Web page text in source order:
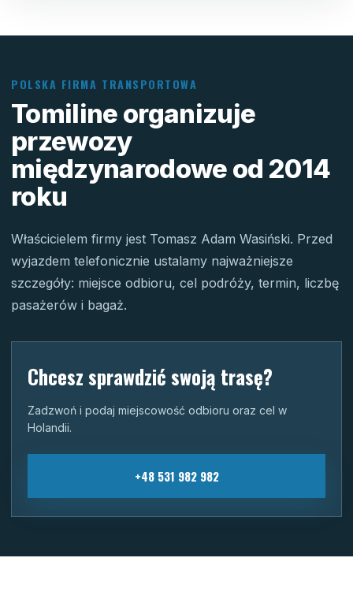
POLSKA FIRMA TRANSPORTOWA
Tomiline organizuje
przewozy
międzynarodowe od 2014
roku
Właścicielem firmy jest Tomasz Adam Wasiński. Przed
wyjazdem telefonicznie ustalamy najważniejsze
szczegóły: miejsce odbioru, cel podróży, termin, liczbę
pasażerów i bagaż.
Chcesz sprawdzić swoją trasę?
Zadzwoń i podaj miejscowość odbioru oraz cel w
Holandii.
+48 531 982 982